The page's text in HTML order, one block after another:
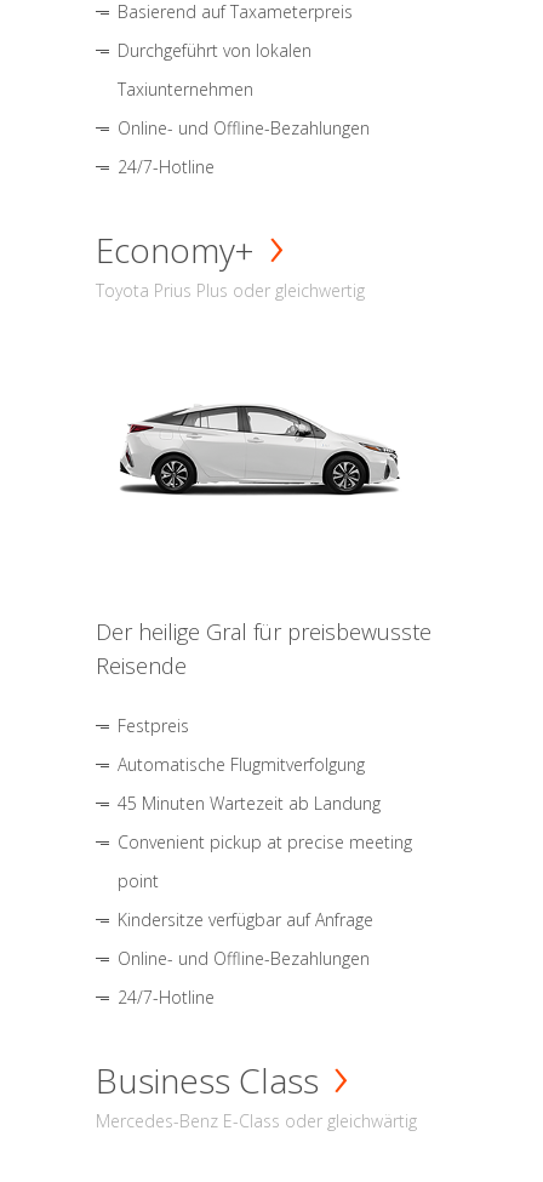
Basierend auf Taxameterpreis
Durchgeführt von lokalen
Taxiunternehmen
Online- und Offline-Bezahlungen
24/7-Hotline
Economy+
Toyota Prius Plus oder gleichwertig
Der heilige Gral für preisbewusste
Reisende
Festpreis
Automatische Flugmitverfolgung
45 Minuten Wartezeit ab Landung
Convenient pickup at precise meeting
point
Kindersitze verfügbar auf Anfrage
Online- und Offline-Bezahlungen
24/7-Hotline
Business Class
Mercedes-Benz E-Class oder gleichwärtig